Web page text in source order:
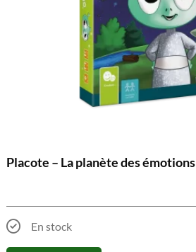
Placote – La planète des émotions
En stock